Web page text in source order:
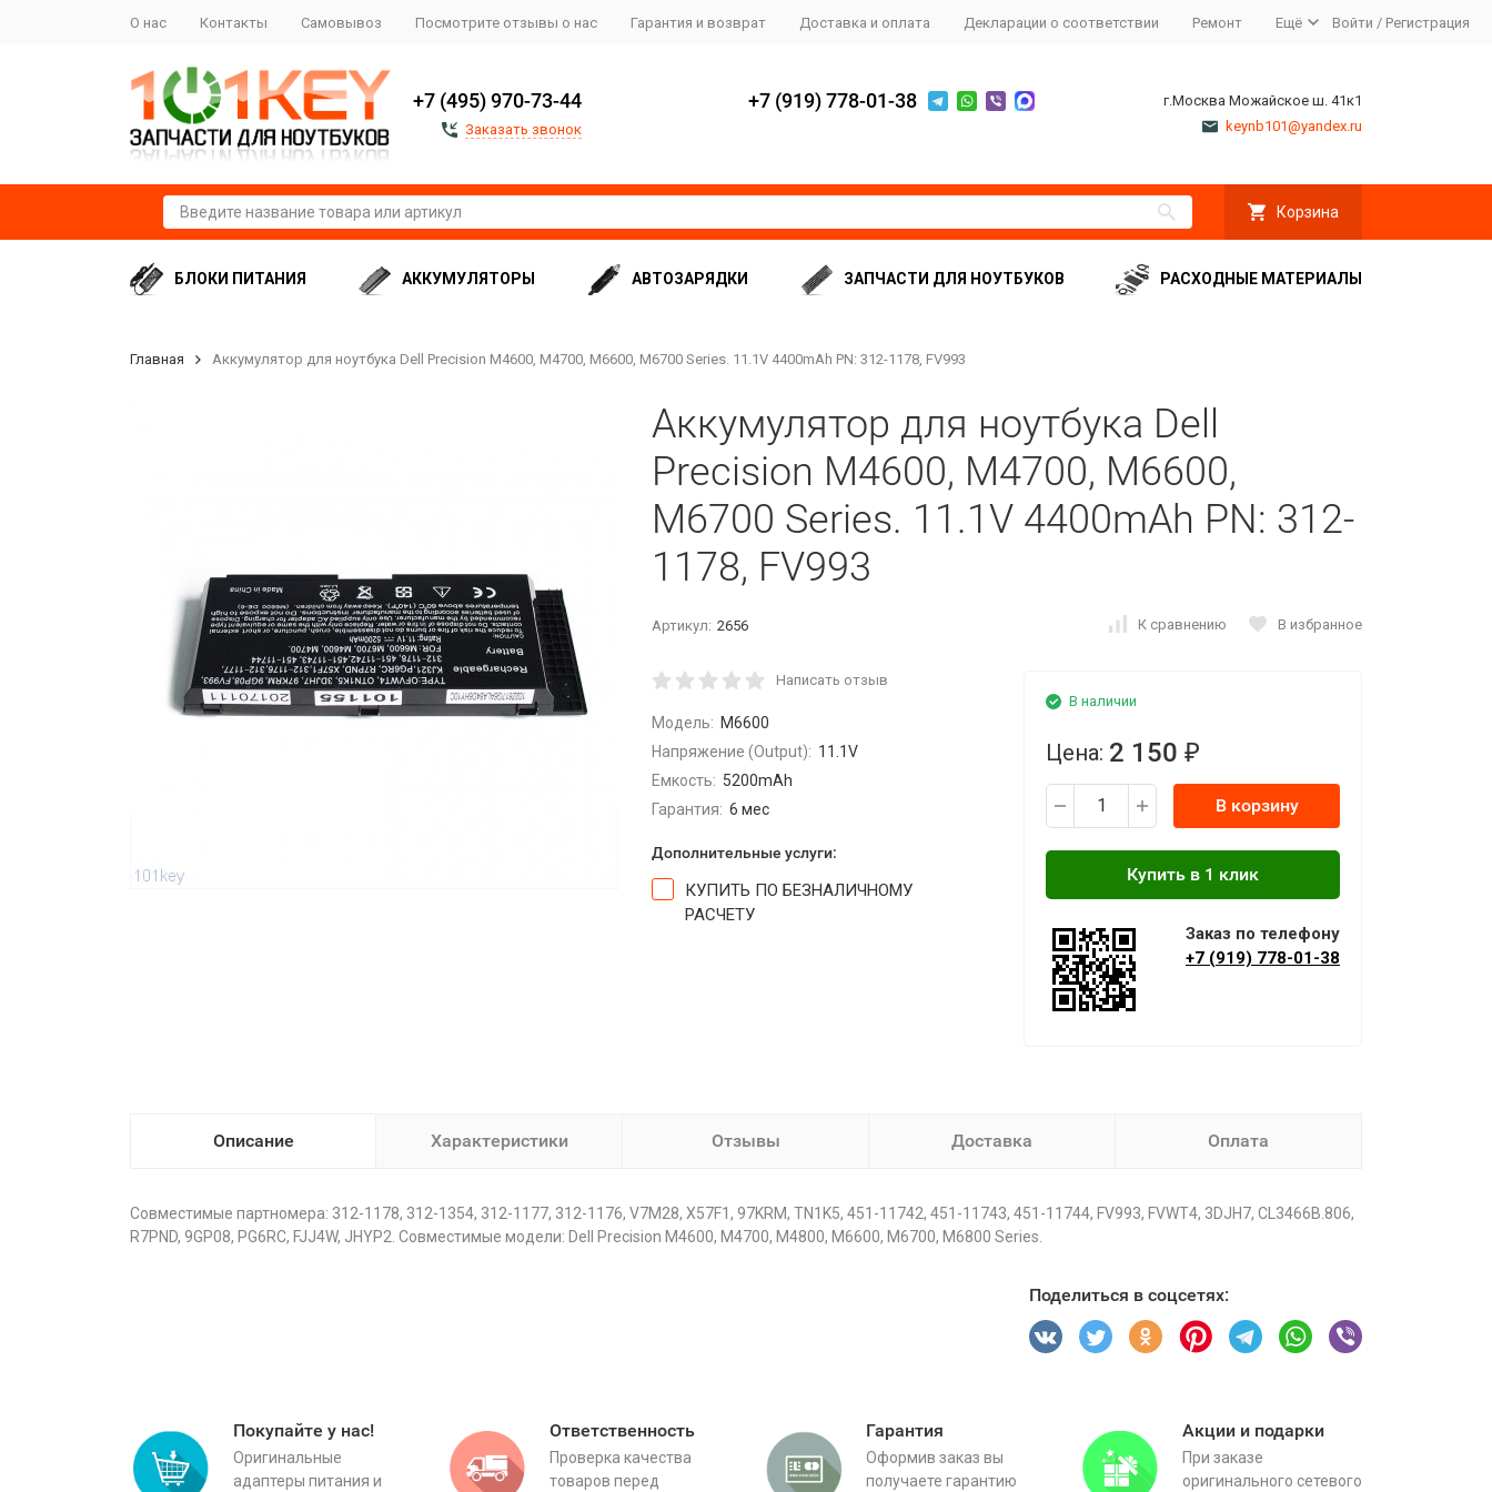
О нас Контакты Самовывоз Посмотрите отзывы о нас Гарантия и возврат Доставка и оплата Декларации о соответствии Ремонт Ещё Войти / Регистрация
+7 (495) 970-73-44
Заказать звонок
+7 (919) 778-01-38
г.Москва Можайское ш. 41к1
keynb101@yandex.ru
Корзина
БЛОКИ ПИТАНИЯ АККУМУЛЯТОРЫ АВТОЗАРЯДКИ ЗАПЧАСТИ ДЛЯ НОУТБУКОВ РАСХОДНЫЕ МАТЕРИАЛЫ
Главная Аккумулятор для ноутбука Dell Precision M4600, M4700, M6600, M6700 Series. 11.1V 4400mAh PN: 312-1178, FV993
Аккумулятор для ноутбука Dell
Precision M4600, M4700, M6600,
M6700 Series. 11.1V 4400mAh PN: 312-
1178, FV993
Артикул: 2656 К сравнению В избранное
Написать отзыв
Модель: M6600
Напряжение (Output): 11.1V
Емкость: 5200mAh
Гарантия: 6 мес
Дополнительные услуги:
КУПИТЬ ПО БЕЗНАЛИЧНОМУ
РАСЧЕТУ
В наличии
Цена: 2 150 ₽
В корзину
Заказ по телефону
+7 (919) 778-01-38
Описание Характеристики Отзывы Доставка Оплата
Совместимые партномера: 312-1178, 312-1354, 312-1177, 312-1176, V7M28, X57F1, 97KRM, TN1K5, 451-11742, 451-11743, 451-11744, FV993, FVWT4, 3DJH7, CL3466B.806,
R7PND, 9GP08, PG6RC, FJJ4W, JHYP2. Совместимые модели: Dell Precision M4600, M4700, M4800, M6600, M6700, M6800 Series.
Поделиться в соцсетях:
Покупайте у нас!
Оригинальные
адаптеры питания и
Ответственность
Проверка качества
товаров перед
Гарантия
Оформив заказ вы
получаете гарантию
Акции и подарки
При заказе
оригинального сетевого